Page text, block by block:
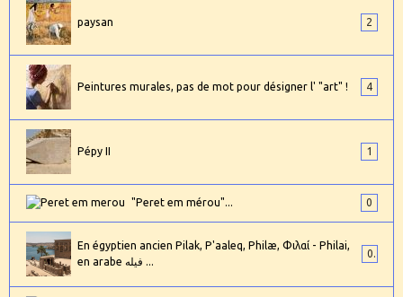
paysan 2
Peintures murales, pas de mot pour désigner l' "art" ! 4
Pépy II 1
"Peret em mérou"... 0
En égyptien ancien Pilak, P'aaleq, Philæ, Φιλαί - Philai,
en arabe فيله ...
0